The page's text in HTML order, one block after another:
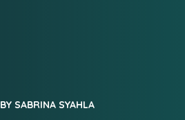
BYSABRINA SYAHLA